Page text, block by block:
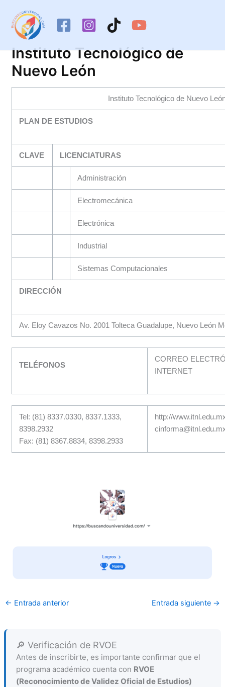
contenido
Instituto Tecnológico de
Nuevo León
Instituto Tecnológico de Nuevo
PLAN DE ESTUDIOS
CLAVE LICENCIATURAS
Administración
Electromecánica
Electrónica
Industrial
Sistemas Computacionales
DIRECCIÓN
Av. Eloy Cavazos No. 2001 Tolteca Guadalupe, Nuevo León
TELÉFONOS
CORREO
INTERNET
Tel: (81) 8337.0330, 8337.1333,
8398.2932
Fax: (81) 8367.8834, 8398.2933
http://
← Entrada anterior Entrada siguiente →
🔎 Verificación de RVOE
Antes de inscribirte, es importante confirmar que el
programa académico cuenta con RVOE
(Reconocimiento de Validez Oficial de Estudios)